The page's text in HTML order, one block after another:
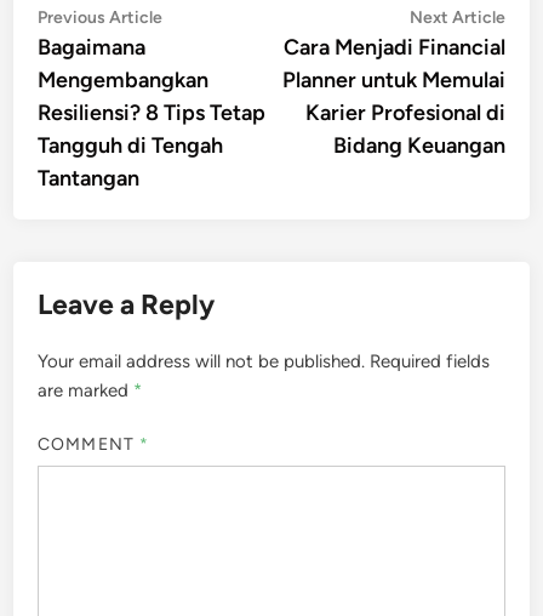
Post
navigation
Previous ArticlePrevious
Bagaimana
Mengembangkan
Resiliensi? 8 Tips Tetap
Tangguh di Tengah
Tantangan
Next Article
Cara Menjadi Financial
Planner untuk Memulai
Karier Profesional di
Bidang Keuangan
Leave a Reply
Your email address will not be published. Required fields
are marked *
COMMENT *